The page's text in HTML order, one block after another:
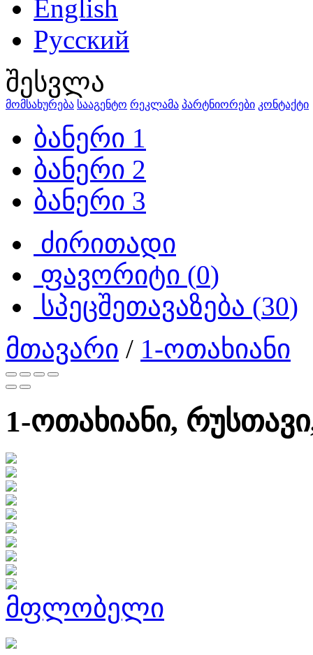
English
Русский
შესვლა
მომსახურება სააგენტო რეკლამა პარტნიორები კონტაქტი
ბანერი 1
ბანერი 2
ბანერი 3
ძირითადი
ფავორიტი (0)
სპეცშეთავაზება (30)
მთავარი / 1-ოთახიანი
1-ოთახიანი,
მფლობელი